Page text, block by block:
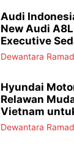
Audi
New Audi
Executive
Dewantara
Hyundai
Relawan
Vietnam
Dewantara